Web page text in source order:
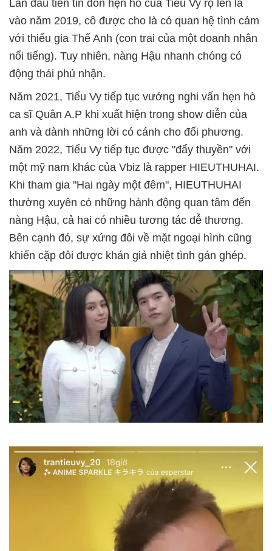
Lần đầu tiên tin đồn hẹn hò của Tiểu Vy rộ lên là
vào năm 2019, cô được cho là có quan hệ tình cảm
với thiếu gia Thế Anh (con trai của một doanh nhân
nổi tiếng). Tuy nhiên, nàng Hậu nhanh chóng có
động thái phủ nhận.
Năm 2021, Tiểu Vy tiếp tục vướng nghi vấn hẹn hò
ca sĩ Quân A.P khi xuất hiện trong show diễn của
anh và dành những lời có cánh cho đối phương.
Năm 2022, Tiểu Vy tiếp tục được "đẩy thuyền" với
một mỹ nam khác của Vbiz là rapper HIEUTHUHAI.
Khi tham gia "Hai ngày một đêm", HIEUTHUHAI
thường xuyên có những hành động quan tâm đến
nàng Hậu, cả hai có nhiều tương tác dễ thương.
Bên cạnh đó, sự xứng đôi về mặt ngoại hình cũng
khiến cặp đôi được khán giả nhiệt tình gán ghép.